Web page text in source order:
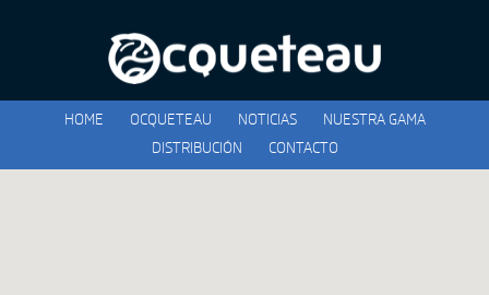
HOME OCQUETEAU NOTICIAS
NUESTRA GAMA
DISTRIBUCIÓN
CONTACTO